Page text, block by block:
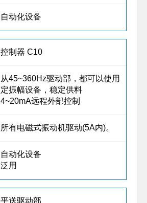
自动化设备
控制器 C10
从45~360Hz驱动部，都可以使用
定振幅设备，稳定供料
4~20mA远程外部控制
所有电磁式振动机驱动(5A内)。
自动化设备
泛用
平送驱动部